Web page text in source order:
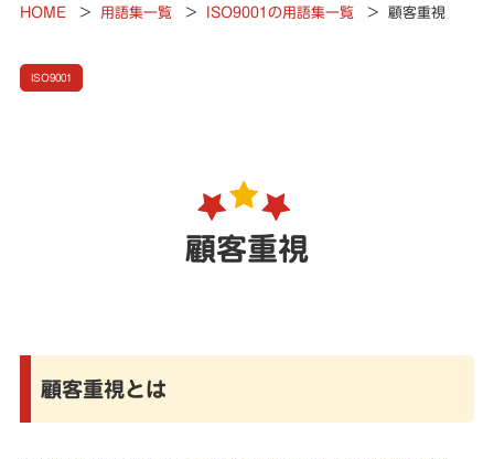
HOME > 用語集一覧 > ISO9001の用語集一覧 > 顧客重視
ISO9001
顧客重視
顧客重視とは